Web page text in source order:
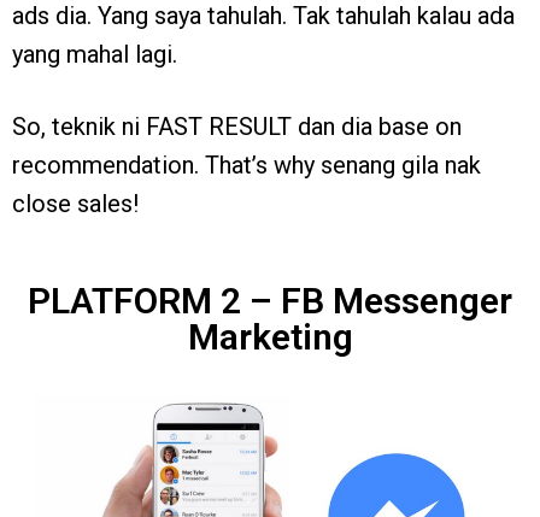
ads dia. Yang saya tahulah. Tak tahulah kalau ada
yang mahal lagi.
So, teknik ni FAST RESULT dan dia base on
recommendation. That’s why senang gila nak
close sales!
PLATFORM 2 – FB Messenger
Marketing